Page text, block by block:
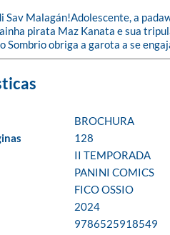
Sav Malagán!Adolescente, a
pirata Maz Kanata e sua
Sombrio obriga a garota a se
BROCHURA
128
II TEMPORADA
PANINI COMICS
FICO OSSIO
2024
9786525918549